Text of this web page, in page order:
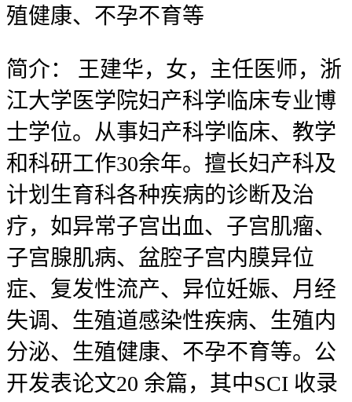
殖健康、不孕不育等
简介：
王建华，女，主任医师，浙
江大学医学院妇产科学临床专业博
士学位。从事妇产科学临床、教学
和科研工作30余年。擅长妇产科及
计划生育科各种疾病的诊断及治
疗，如异常子宫出血、子宫肌瘤、
子宫腺肌病、盆腔子宫内膜异位
症、复发性流产、异位妊娠、月经
失调、生殖道感染性疾病、生殖内
分泌、生殖健康、不孕不育等。公
开发表论文20 余篇，其中SCI 收录